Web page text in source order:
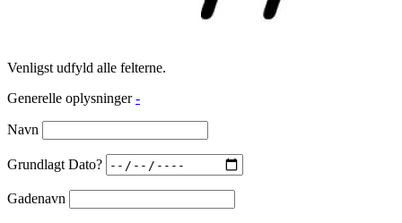
Venligst udfyld alle felterne.
Generelle oplysninger -
Navn
Grundlagt Dato?
Gadenavn